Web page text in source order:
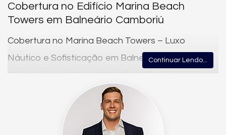
Cobertura no Edifício Marina Beach
Towers em Balneário Camboriú
Cobertura no Marina Beach Towers – Luxo
Náutico e Sofisticação em Balneário Camboriú
mais alto nível de sofisticação imobiliária em Balneário
333,6m² privativos,3 suítes
vaga molhada para embarcação de até 50 pés
imóvel é ideal para quem busca unir conforto, privacidade e
estilo de vida náutico.
Continuar Lendo...